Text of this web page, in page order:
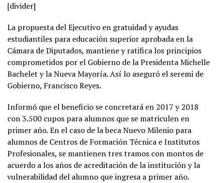
[divider]
La propuesta del Ejecutivo en gratuidad y ayudas
estudiantiles para educación superior aprobada en la
Cámara de Diputados, mantiene y ratifica los principios
comprometidos por el Gobierno de la Presidenta Michelle
Bachelet y la Nueva Mayoría. Así lo aseguró el seremi de
Gobierno, Francisco Reyes.
Informó que el beneficio se concretará en 2017 y 2018
con 3.500 cupos para alumnos que se matriculen en
primer año. En el caso de la beca Nuevo Milenio para
alumnos de Centros de Formación Técnica e Institutos
Profesionales, se mantienen tres tramos con montos de
acuerdo a los años de acreditación de la institución y la
vulnerabilidad del alumno que ingresa a primer año.